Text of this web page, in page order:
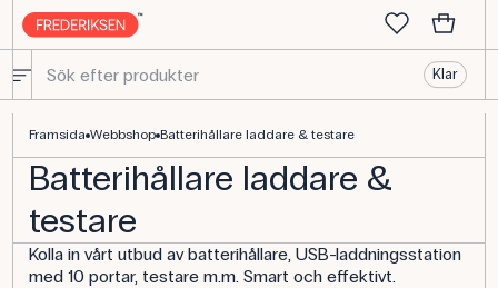
Klar
Framsida Webbshop Batterihållare laddare & testare
Batterihållare laddare &
testare
Kolla in vårt utbud av batterihållare, USB-laddningsstation
med 10 portar, testare m.m. Smart och effektivt.